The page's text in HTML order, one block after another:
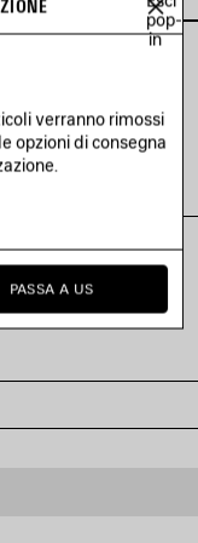
pop-
in
verranno rimossi
opzioni di consegna
PASSA A US